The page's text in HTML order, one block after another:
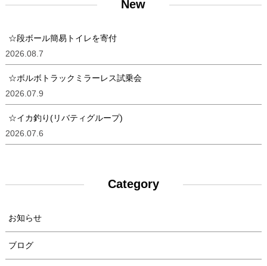
New
☆段ボール簡易トイレを寄付
2026.08.7
☆ボルボトラックミラーレス試乗会
2026.07.9
☆イカ釣り(リバティグループ)
2026.07.6
Category
お知らせ
ブログ